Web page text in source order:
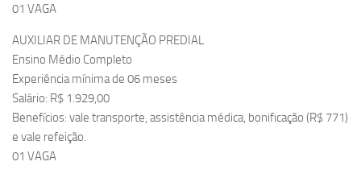
01 VAGA
AUXILIAR DE MANUTENÇÃO PREDIAL
Ensino Médio Completo
Experiência mínima de 06 meses
Salário: R$ 1.929,00
Benefícios: vale transporte, assistência médica, bonificação (R$ 771)
e vale refeição.
01 VAGA